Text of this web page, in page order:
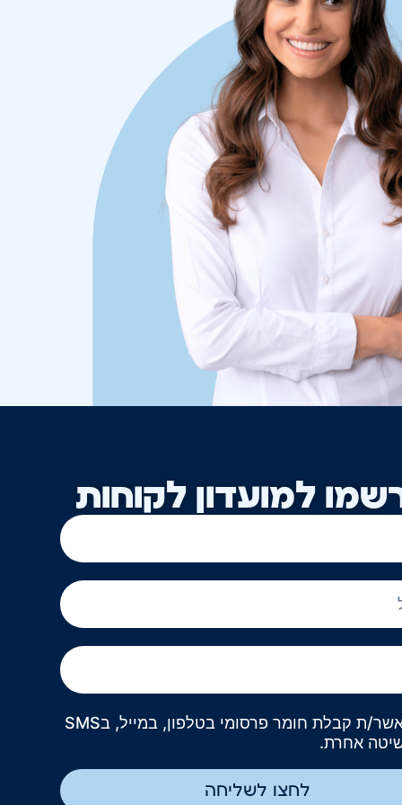
למועדון לקוחות
אני מאשר/ת קבלת חומר פרסומי בטלפון, במייל, בSMS
אחרת.
לחצו לשליחה